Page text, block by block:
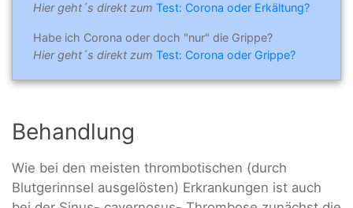
Hier geht´s direkt zum Test: Corona oder Erkältung?
Habe ich Corona oder doch "nur" die Grippe?
Hier geht´s direkt zum Test: Corona oder Grippe?
Behandlung
Wie bei den meisten thrombotischen (durch
Blutgerinnsel ausgelösten) Erkrankungen ist auch